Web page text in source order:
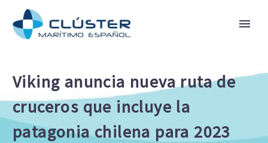
Viking anuncia nueva ruta de
cruceros que incluye la
patagonia chilena para 2023